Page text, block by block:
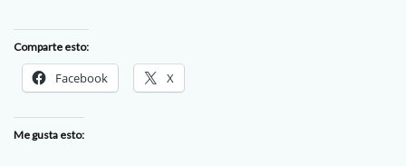
Comparte esto:
Facebook X
Me gusta esto: